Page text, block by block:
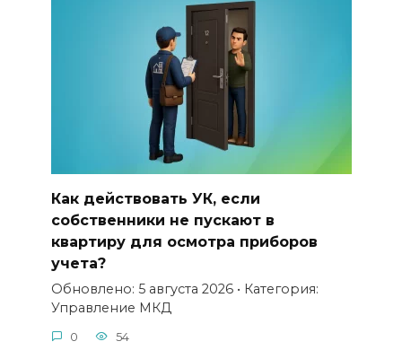
Как действовать УК, если
собственники не пускают в
квартиру для осмотра приборов
учета?
Обновлено: 5 августа 2026 • Категория:
Управление МКД
0 54